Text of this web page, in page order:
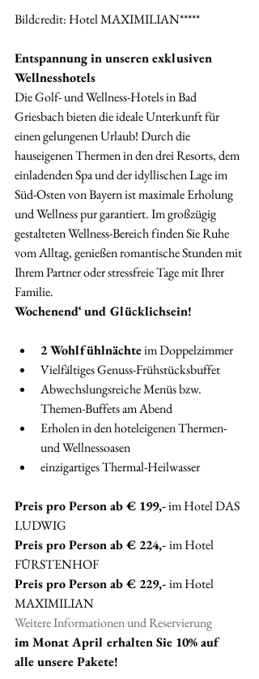
Bildcredit: Hotel MAXIMILIAN*****
Entspannung in unseren exklusiven
Wellnesshotels
Die Golf- und Wellness-Hotels in Bad
Griesbach bieten die ideale Unterkunft für
einen gelungenen Urlaub! Durch die
hauseigenen Thermen in den drei Resorts, dem
einladenden Spa und der idyllischen Lage im
Süd-Osten von Bayern ist maximale Erholung
und Wellness pur garantiert. Im großzügig
gestalteten Wellness-Bereich finden Sie Ruhe
vom Alltag, genießen romantische Stunden mit
Ihrem Partner oder stressfreie Tage mit Ihrer
Familie.
Wochenend‘ und Glücklichsein!
2 Wohlfühlnächte im Doppelzimmer
Vielfältiges Genuss-Frühstücksbuffet
Abwechslungsreiche Menüs bzw.
Themen-Buffets am Abend
Erholen in den hoteleigenen Thermen-
und Wellnessoasen
einzigartiges Thermal-Heilwasser
Preis pro Person ab € 199,- im Hotel DAS
LUDWIG
Preis pro Person ab € 224,- im Hotel
FÜRSTENHOF
Preis pro Person ab € 229,- im Hotel
MAXIMILIAN
Weitere Informationen und Reservierung
im Monat April erhalten Sie 10% auf
alle unsere Pakete!